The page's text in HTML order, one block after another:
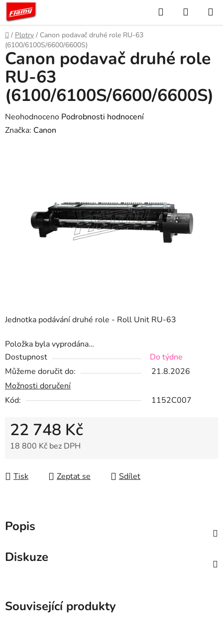
Přejít
obsah
Hledat
KOŠÍK
Domů
/ Plotry / Canon podavač druhé role RU-63
(6100/6100S/6600/6600S)
Jednotka podávání druhé role - Roll Unit RU-63
Položka byla vyprodána…
Dostupnost
Do týdne
Můžeme doručit do:
21.8.2026
Možnosti doručení
Kód:
1152C007
22 748 Kč
18 800 Kč bez DPH
Tisk
Zeptat se Sdílet
Canon podavač druhé role
RU-63
(6100/6100S/6600/6600S)
Průměrné
hodnocení
hvězdiček.
Neohodnoceno Podrobnosti hodnocení
Značka: Canon
Popis
Diskuze
Související produkty